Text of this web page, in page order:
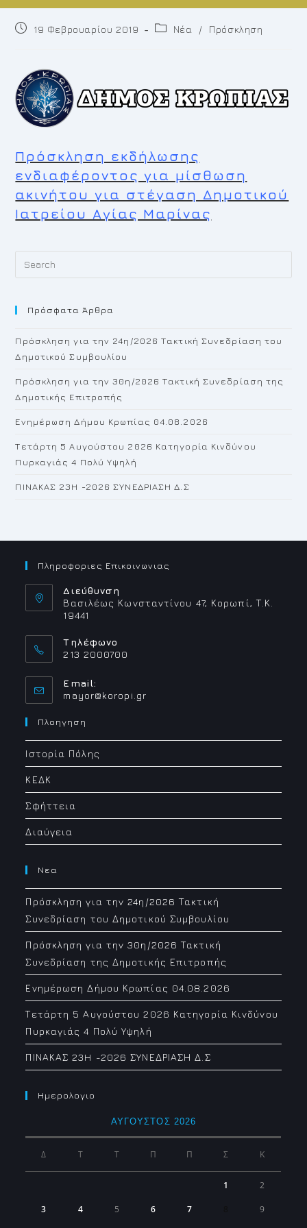
Post19 Φεβρουαρίου 2019
PostΝέα / Πρόσκληση
Πρόσκληση εκδήλωσης
ενδιαφέροντος για μίσθωση
ακινήτου για στέγαση Δημοτικού
Ιατρείου Αγίας Μαρίνας
Πρόσφατα Άρθρα
Πρόσκληση για την 24η/2026 Τακτική Συνεδρίαση του
Δημοτικού Συμβουλίου
Πρόσκληση για την 30η/2026 Τακτική Συνεδρίαση της
Δημοτικής Επιτροπής
Ενημέρωση Δήμου Κρωπίας 04.08.2026
Τετάρτη 5 Αυγούστου 2026 Κατηγορία Κινδύνου
Πυρκαγιάς 4 Πολύ Υψηλή
ΠΙΝΑΚΑΣ 23H -2026 ΣΥΝΕΔΡΙΑΣΗ Δ.Σ
Πληροφοριες Επικοινωνιας
Διεύθυνση
Βασιλέως Κωνσταντίνου 47, Κορωπί, Τ.Κ.
19441
Τηλέφωνο
213 2000700
Email:
mayor@koropi.grOpens
Πλοηγηση
Ιστορία Πόλης
ΚΕΔΚ
Σφήττεια
Διαύγεια
Νεα
Πρόσκληση για την 24η/2026 Τακτική
Συνεδρίαση του Δημοτικού Συμβουλίου
Πρόσκληση για την 30η/2026 Τακτική
Συνεδρίαση της Δημοτικής Επιτροπής
Ενημέρωση Δήμου Κρωπίας 04.08.2026
Τετάρτη 5 Αυγούστου 2026 Κατηγορία Κινδύνου
Πυρκαγιάς 4 Πολύ Υψηλή
ΠΙΝΑΚΑΣ 23H -2026 ΣΥΝΕΔΡΙΑΣΗ Δ.Σ
Ημερολογιο
ΑΎΓΟΥΣΤΟΣ 2026
Δ Τ Τ Π Π Σ Κ
1 2
3 4 5 6 7 9